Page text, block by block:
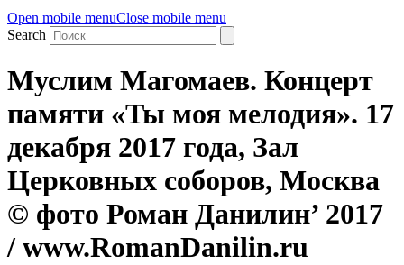
Open mobile menuClose mobile menu
Search
Муслим Магомаев. Концерт
памяти «Ты моя мелодия». 17
декабря 2017 года, Зал
Церковных соборов, Москва
© фото Роман Данилин’ 2017
/ www.RomanDanilin.ru